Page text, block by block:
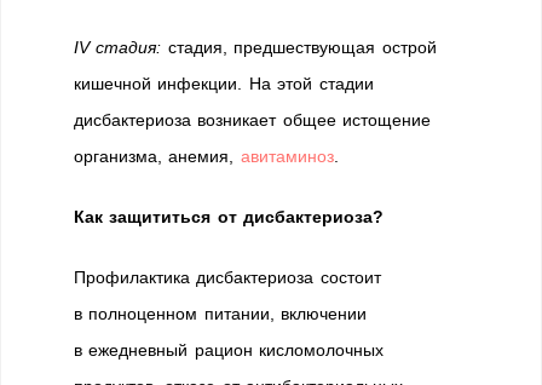
IV стадия: стадия, предшествующая острой
кишечной инфекции. На этой стадии
дисбактериоза возникает общее истощение
организма, анемия, авитаминоз.
Как защититься от дисбактериоза?
Профилактика дисбактериоза состоит
в полноценном питании, включении
в ежедневный рацион кисломолочных